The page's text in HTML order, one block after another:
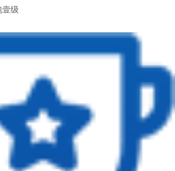
级